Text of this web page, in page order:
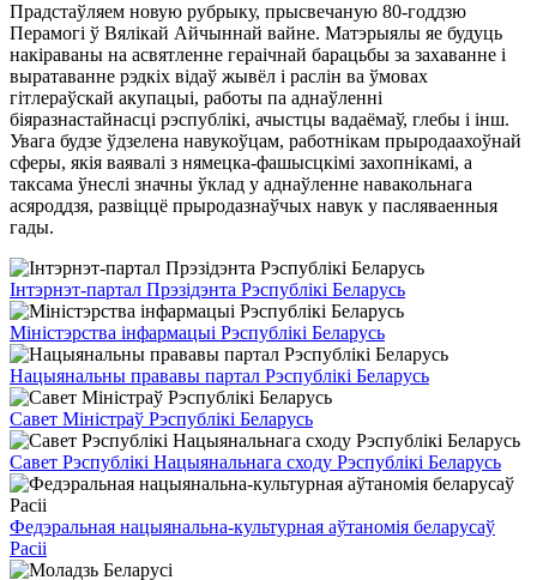
Прадстаўляем новую рубрыку, прысвечаную 80-годдзю
Перамогі ў Вялікай Айчыннай вайне. Матэрыялы яе будуць
накіраваны на асвятленне гераічнай барацьбы за захаванне і
выратаванне рэдкіх відаў жывёл і раслін ва ўмовах
гітлераўскай акупацыі, работы па аднаўленні
біяразнастайнасці рэспублікі, ачыстцы вадаёмаў, глебы і інш.
Увага будзе ўдзелена навукоўцам, работнікам прыродаахоўнай
сферы, якія ваявалі з нямецка-фашысцкімі захопнікамі, а
таксама ўнеслі значны ўклад у аднаўленне навакольнага
асяроддзя, развіццё прыродазнаўчых навук у пасляваенныя
гады.
Інтэрнэт-партал Прэзідэнта Рэспублікі Беларусь
Міністэрства інфармацыі Рэспублікі Беларусь
Нацыянальны прававы партал Рэспублікі Беларусь
Савет Міністраў Рэспублікі Беларусь
Савет Рэспублікі Нацыянальнага сходу Рэспублікі Беларусь
Федэральная нацыянальна-культурная аўтаномія беларусаў
Расіі